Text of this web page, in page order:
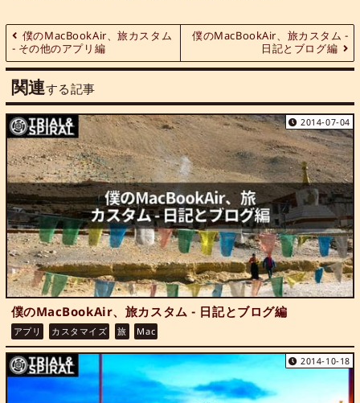
僕のMacBookAir、旅カスタム
- その他のアプリ編
僕のMacBookAir、旅カスタム -
日記とブログ編
関連する記事
2014-07-04
僕のMacBookAir、旅カスタム - 日記とブログ編
アプリ カスタマイズ 旅 Mac
2014-10-18